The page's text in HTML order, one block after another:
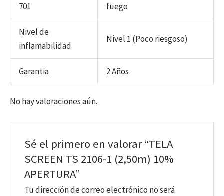
701
fuego
Nivel de
inflamabilidad
Nivel 1 (Poco riesgoso)
Garantia 2 Años
No hay valoraciones aún.
Sé el primero en valorar “TELA
SCREEN TS 2106-1 (2,50m) 10%
APERTURA”
Tu dirección de correo electrónico no será